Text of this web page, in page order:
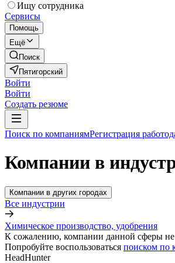
Ищу сотрудника
Сервисы
Помощь
Ещё
Поиск
Пятигорский
Войти
Войти
Создать резюме
Поиск по компаниямРегистрация
Компании в
Компании в других городах
Все индустрии
Химическое производство, удобрения
К сожалению, компании данной сферы
Попробуйте воспользоваться поиском по
HeadHunter